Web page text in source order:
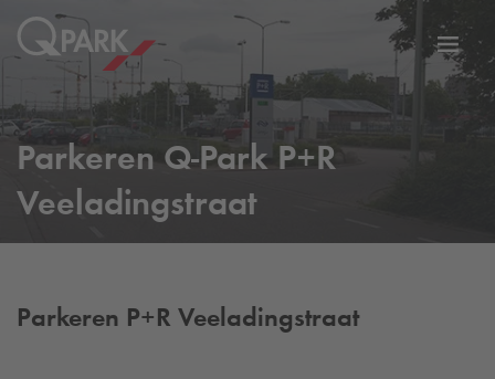
Parkeren Q-Park P+R
Veeladingstraat
Parkeren P+R Veeladingstraat